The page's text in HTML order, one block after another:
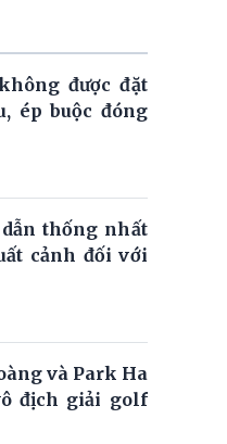
được đặt
ép buộc đóng
thống nhất
cảnh đối với
và Park Ha
địch giải golf